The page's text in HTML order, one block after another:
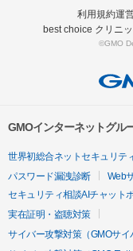
利用規約運
best choice クリニ
©GMO
GMOインターネットグル
世界初総合ネットセキュリテ
パスワード漏洩診断
Web
セキュリティ相談AIチャット
実在証明・盗聴対策
サイバー攻撃対策（GMOサイ